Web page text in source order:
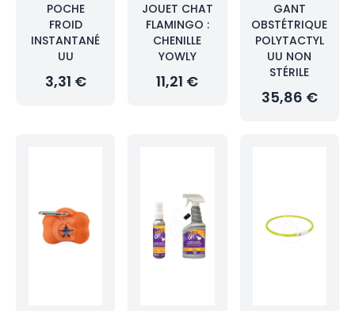
POCHE
FROID
INSTANTANÉ
UU
3,31 €
JOUET CHAT
FLAMINGO :
CHENILLE
YOWLY
11,21 €
GANT
OBSTÉTRIQUE
POLYTACTYL
UU NON
STÉRILE
35,86 €